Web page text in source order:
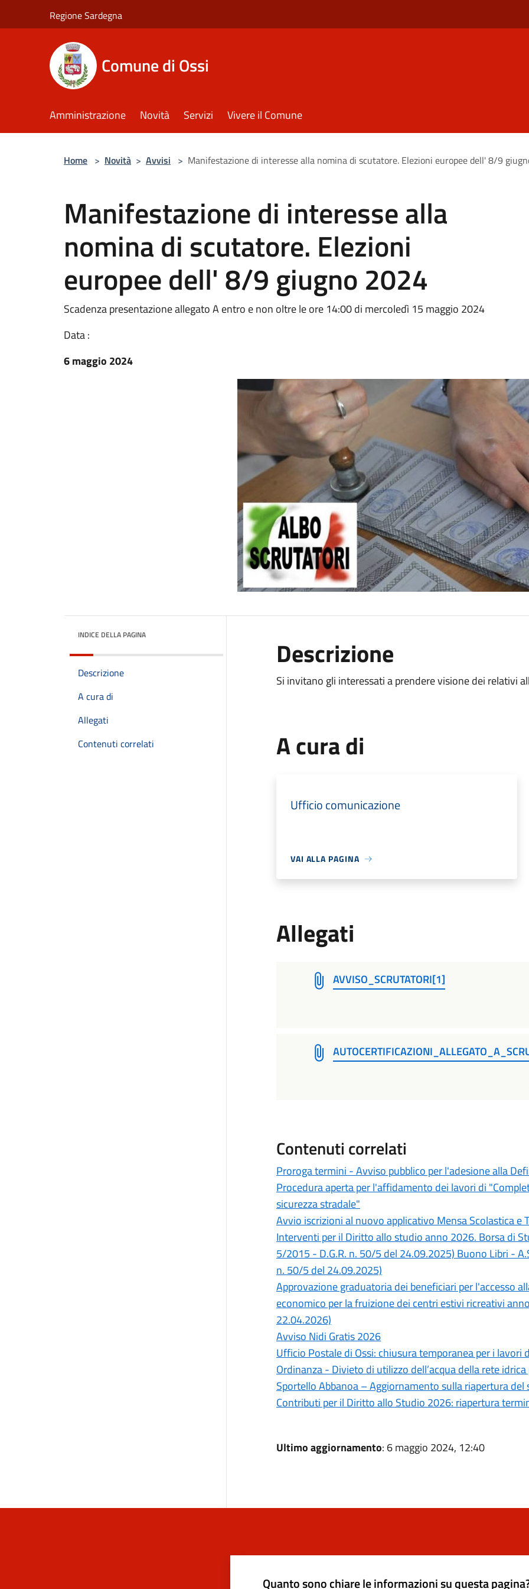
Regione Sardegna
Comune di Ossi
Amministrazione Novità Servizi Vivere il Comune
Home > Novità > Avvisi > Manifestazione di interesse alla nomina di scutatore. Elezioni europee dell' 8/9
Manifestazione di interesse alla
nomina di scutatore. Elezioni
europee dell' 8/9 giugno 2024
Scadenza presentazione allegato A entro e non oltre le ore 14:00 di mercoledì 15 maggio 2024
Data :
6 maggio 2024
INDICE DELLA PAGINA
Descrizione
A cura di
Allegati
Contenuti correlati
Descrizione
Si invitano gli interessati a prendere visione dei relativi
A cura di
Ufficio comunicazione
VAI ALLA PAGINA
Allegati
AVVISO_SCRUTATORI[1]
Contenuti correlati
Proroga termini - Avviso pubblico per l'adesione alla
Procedura aperta per l'affidamento dei lavori di
sicurezza stradale"
Avvio iscrizioni al nuovo applicativo Mensa Scolastica e
Interventi per il Diritto allo studio anno 2026. Borsa di
5/2015 - D.G.R. n. 50/5 del 24.09.2025) Buono Libri -
n. 50/5 del 24.09.2025)
Approvazione graduatoria dei beneficiari per l'accesso
economico per la fruizione dei centri estivi ricreativi
22.04.2026)
Avviso Nidi Gratis 2026
Ufficio Postale di Ossi: chiusura temporanea per i lavori
Ordinanza - Divieto di utilizzo dell’acqua della rete
Sportello Abbanoa – Aggiornamento sulla riapertura del
Contributi per il Diritto allo Studio 2026: riapertura
Ultimo aggiornamento: 6 maggio 2024, 12:40
Quanto sono chiare le informazioni su questa